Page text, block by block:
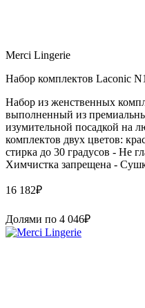
Merci Lingerie
Набор комплектов Laconic N1
Набор из женственных
выполненный из
изумительной посадкой на
комплектов двух цветов:
стирка до 30 градусов - Не
Химчистка запрещена -
16 182₽
Долями по 4 046₽